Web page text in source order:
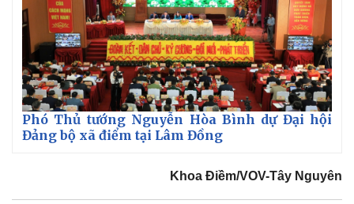
Phó Thủ tướng Nguyễn Hòa Bình dự Đại hội
Đảng bộ xã điểm tại Lâm Đồng
Khoa Điềm/VOV-Tây Nguyên